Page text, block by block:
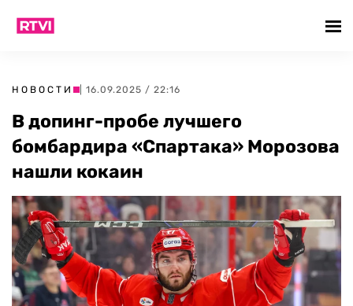
НОВОСТИ | 16.09.2025 / 22:16
В допинг-пробе лучшего
бомбардира «Спартака» Морозова
нашли кокаин